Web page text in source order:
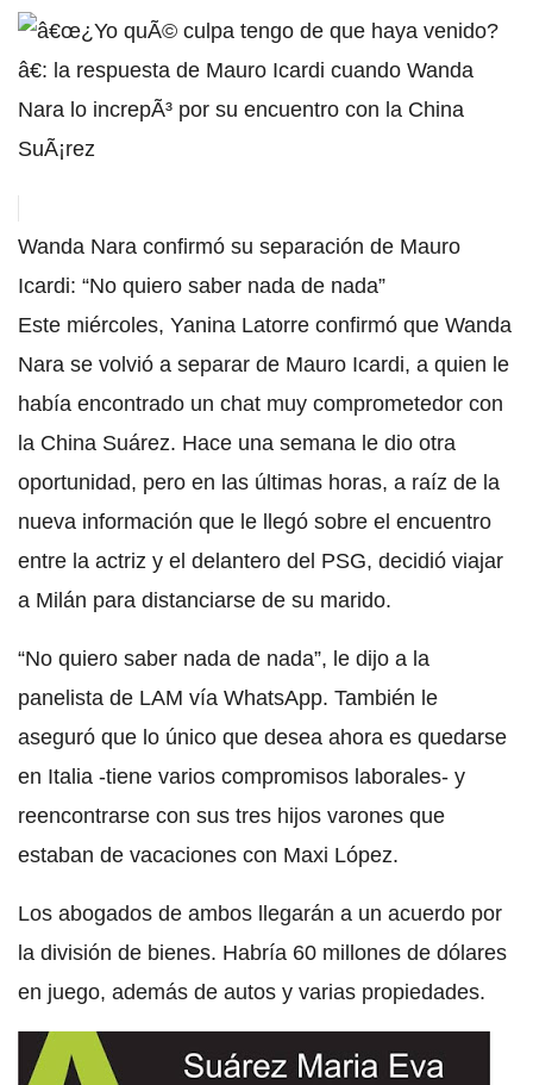
Wanda Nara confirmó su separación de Mauro
Icardi: “No quiero saber nada de nada”
Este miércoles, Yanina Latorre confirmó que Wanda
Nara se volvió a separar de Mauro Icardi, a quien le
había encontrado un chat muy comprometedor con
la China Suárez. Hace una semana le dio otra
oportunidad, pero en las últimas horas, a raíz de la
nueva información que le llegó sobre el encuentro
entre la actriz y el delantero del PSG, decidió viajar
a Milán para distanciarse de su marido.
“No quiero saber nada de nada”, le dijo a la
panelista de LAM vía WhatsApp. También le
aseguró que lo único que desea ahora es quedarse
en Italia -tiene varios compromisos laborales- y
reencontrarse con sus tres hijos varones que
estaban de vacaciones con Maxi López.
Los abogados de ambos llegarán a un acuerdo por
la división de bienes. Habría 60 millones de dólares
en juego, además de autos y varias propiedades.